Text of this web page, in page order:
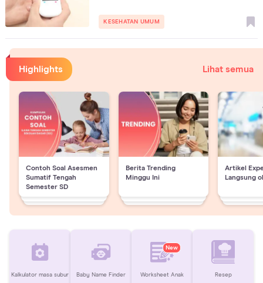
KESEHATAN UMUM
Highlights Lihat semua
Contoh Soal Asesmen
Sumatif Tengah
Semester SD
Berita Trending
Minggu Ini
Artikel
Langsung
Kalkulator masa subur Baby Name Finder
New
Worksheet Anak Resep